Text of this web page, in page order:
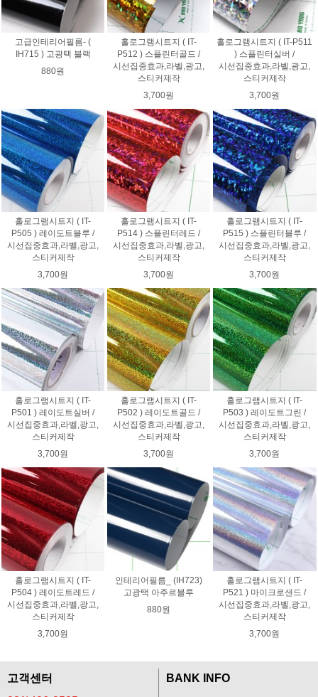
고급인테리어필름- (
IH715 ) 고광택 블랙
880원
홀로그램시트지 ( IT-
P512 ) 스플린터골드 /
시선집중효과,라벨,광고,
스티커제작
3,700원
홀로그램시트지 ( IT-P511
) 스플린터실버 /
시선집중효과,라벨,광고,
스티커제작
3,700원
홀로그램시트지 ( IT-
P505 ) 레이도트블루 /
시선집중효과,라벨,광고,
스티커제작
3,700원
홀로그램시트지 ( IT-
P514 ) 스플린터레드 /
시선집중효과,라벨,광고,
스티커제작
3,700원
홀로그램시트지 ( IT-
P515 ) 스플린터블루 /
시선집중효과,라벨,광고,
스티커제작
3,700원
홀로그램시트지 ( IT-
P501 ) 레이도트실버 /
시선집중효과,라벨,광고,
스티커제작
3,700원
홀로그램시트지 ( IT-
P502 ) 레이도트골드 /
시선집중효과,라벨,광고,
스티커제작
3,700원
홀로그램시트지 ( IT-
P503 ) 레이도트그린 /
시선집중효과,라벨,광고,
스티커제작
3,700원
홀로그램시트지 ( IT-
P504 ) 레이도트레드 /
시선집중효과,라벨,광고,
스티커제작
3,700원
인테리어필름_ (IH723)
고광택 아주르블루
880원
홀로그램시트지 ( IT-
P521 ) 마이크로샌드 /
시선집중효과,라벨,광고,
스티커제작
3,700원
고객센터
BANK INFO